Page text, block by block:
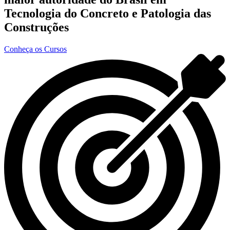
Tecnologia do Concreto e Patologia das
Construções
Conheça os Cursos